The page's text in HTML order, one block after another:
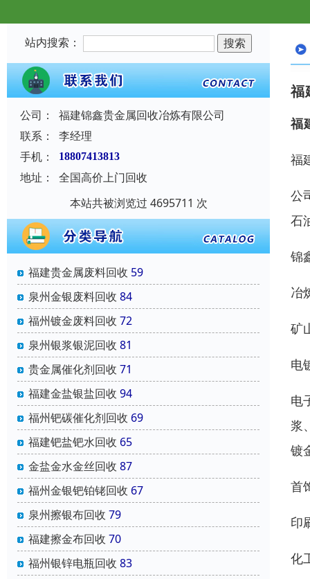
站内搜索：
公司：
福建锦鑫贵金属回收冶炼有限公司
联系：
李经理
手机：
18807413813
地址：
全国高价上门回收
本站共被浏览过 4695711 次
福建贵金属废料回收 59
泉州金银废料回收 84
福州镀金废料回收 72
泉州银浆银泥回收 81
贵金属催化剂回收 71
福建金盐银盐回收 94
福州钯碳催化剂回收 69
福建钯盐钯水回收 65
金盐金水金丝回收 87
福州金银钯铂铑回收 67
泉州擦银布回收 79
福建擦金布回收 70
福州银锌电瓶回收 83
福
福
福
公
石
锦
冶
矿
电
电
浆
镀
首
印
化